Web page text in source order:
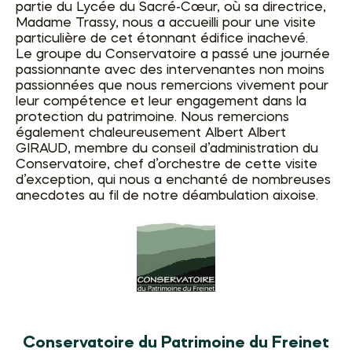
partie du Lycée du Sacré-Cœur, où sa directrice,
Madame Trassy, nous a accueilli pour une visite
particulière de cet étonnant édifice inachevé.
Le groupe du Conservatoire a passé une journée
passionnante avec des intervenantes non moins
passionnées que nous remercions vivement pour
leur compétence et leur engagement dans la
protection du patrimoine. Nous remercions
également chaleureusement Albert Albert
GIRAUD, membre du conseil d’administration du
Conservatoire, chef d’orchestre de cette visite
d’exception, qui nous a enchanté de nombreuses
anecdotes au fil de notre déambulation aixoise.
Conservatoire du Patrimoine du Freinet